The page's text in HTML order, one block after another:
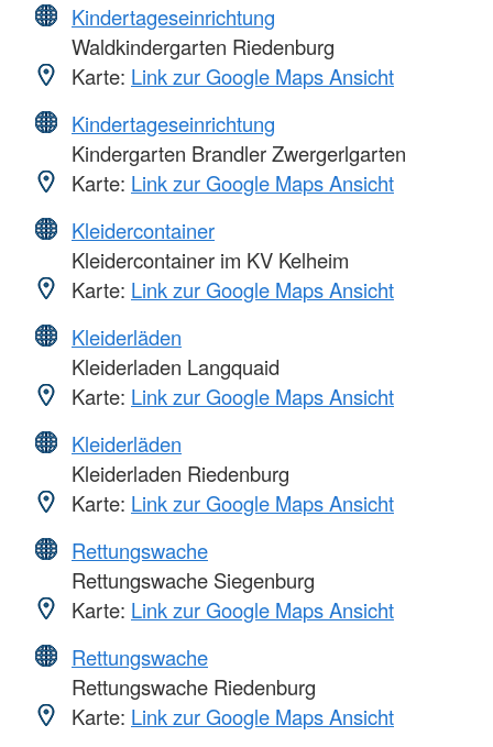
Kindertageseinrichtung
Waldkindergarten Riedenburg
Karte: Link zur Google Maps Ansicht
Kindertageseinrichtung
Kindergarten Brandler Zwergerlgarten
Karte: Link zur Google Maps Ansicht
Kleidercontainer
Kleidercontainer im KV Kelheim
Karte: Link zur Google Maps Ansicht
Kleiderläden
Kleiderladen Langquaid
Karte: Link zur Google Maps Ansicht
Kleiderläden
Kleiderladen Riedenburg
Karte: Link zur Google Maps Ansicht
Rettungswache
Rettungswache Siegenburg
Karte: Link zur Google Maps Ansicht
Rettungswache
Rettungswache Riedenburg
Karte: Link zur Google Maps Ansicht